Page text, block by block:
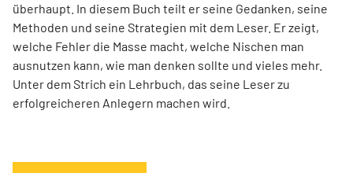
überhaupt. In diesem Buch teilt er seine Gedanken, seine
Methoden und seine Strategien mit dem Leser. Er zeigt,
welche Fehler die Masse macht, welche Nischen man
ausnutzen kann, wie man denken sollte und vieles mehr.
Unter dem Strich ein Lehrbuch, das seine Leser zu
erfolgreicheren Anlegern machen wird.